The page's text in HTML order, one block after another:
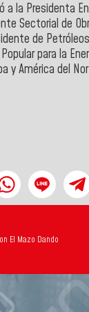
a la Presidenta
Sectorial de
de
para la
y América del
El Mazo Dando